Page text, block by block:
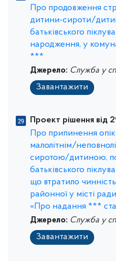
Про продовження
дитини-сироти/
батьківського
народження, у
***
Джерело: Служба у
Завантажити
Проект рішення від
Про припинення
малолітнім/
сиротою/дитиною,
батьківського
що втратило
районної у місті
«Про надання ***
Джерело: Служба у
Завантажити